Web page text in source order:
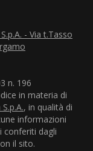
- Via t.Tasso
n. 196
in materia di
, in qualità di
informazioni
conferiti dagli
il sito.